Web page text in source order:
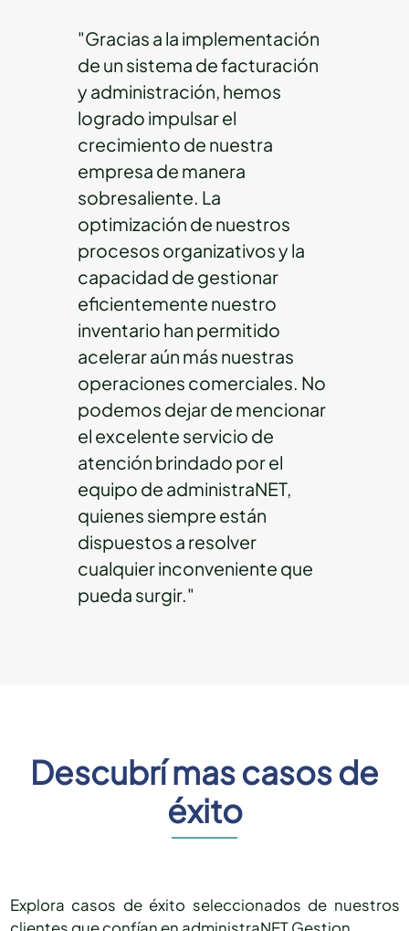
"Gracias a la implementación
de un sistema de facturación
y administración, hemos
logrado impulsar el
crecimiento de nuestra
empresa de manera
sobresaliente. La
optimización de nuestros
procesos organizativos y la
capacidad de gestionar
eficientemente nuestro
inventario han permitido
acelerar aún más nuestras
operaciones comerciales. No
podemos dejar de mencionar
el excelente servicio de
atención brindado por el
equipo de administraNET,
quienes siempre están
dispuestos a resolver
cualquier inconveniente que
pueda surgir."
Descubrí mas casos de
éxito
Explora casos de éxito seleccionados de nuestros